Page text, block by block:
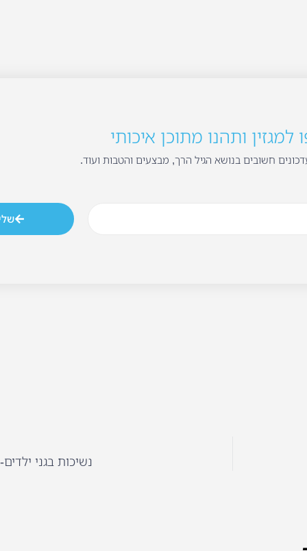
למגזין ותהנו מתוכן איכותי
חשובים בנושא הגיל הרך, מבצעים והטבות ועוד.
נשיכות בגני